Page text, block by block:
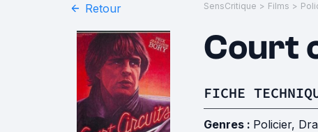
Retour SensCritique > Films >
Court
FICHE
Genres : Policier,